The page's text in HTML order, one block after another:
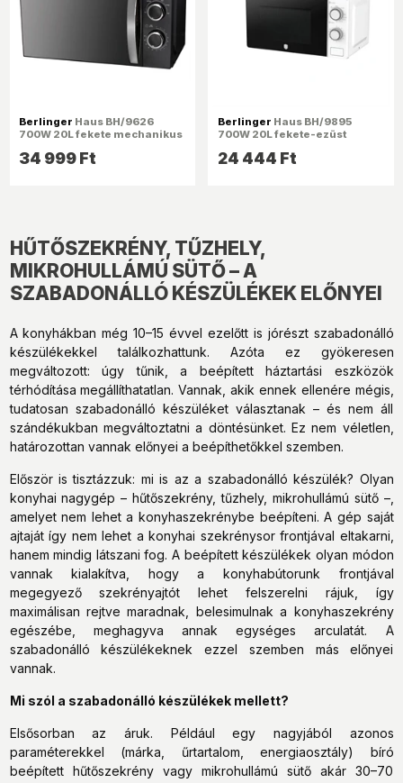
Berlinger Haus BH/9626
700W 20L fekete mechanikus
34 999 Ft
Berlinger Haus BH/9895
700W 20L fekete-ezüst
mikrohullámú sütő
24 444 Ft
HŰTŐSZEKRÉNY, TŰZHELY,
MIKROHULLÁMÚ SÜTŐ – A
SZABADONÁLLÓ KÉSZÜLÉKEK ELŐNYEI
A konyhákban még 10–15 évvel ezelőtt is jórészt szabadonálló
készülékekkel találkozhattunk. Azóta ez gyökeresen
megváltozott: úgy tűnik, a beépített háztartási eszközök
térhódítása megállíthatatlan. Vannak, akik ennek ellenére mégis,
tudatosan szabadonálló készüléket választanak – és nem áll
szándékukban megváltoztatni a döntésünket. Ez nem véletlen,
határozottan vannak előnyei a beépíthetőkkel szemben.
Először is tisztázzuk: mi is az a szabadonálló készülék? Olyan
konyhai nagygép – hűtőszekrény, tűzhely, mikrohullámú sütő –,
amelyet nem lehet a konyhaszekrénybe beépíteni. A gép saját
ajtaját így nem lehet a konyhai szekrénysor frontjával eltakarni,
hanem mindig látszani fog. A beépített készülékek olyan módon
vannak kialakítva, hogy a konyhabútorunk frontjával
megegyező szekrényajtót lehet felszerelni rájuk, így
maximálisan rejtve maradnak, belesimulnak a konyhaszekrény
egészébe, meghagyva annak egységes arculatát. A
szabadonálló készülékeknek ezzel szemben más előnyei
vannak.
Mi szól a szabadonálló készülékek mellett?
Elsősorban az áruk. Például egy nagyjából azonos
paraméterekkel (márka, űrtartalom, energiaosztály) bíró
beépített hűtőszekrény vagy mikrohullámú sütő akár 30–70